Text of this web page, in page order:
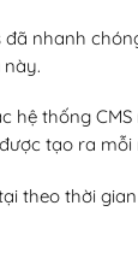
đã nhanh
này.
hệ thống
tạo ra mỗi
theo thời gian